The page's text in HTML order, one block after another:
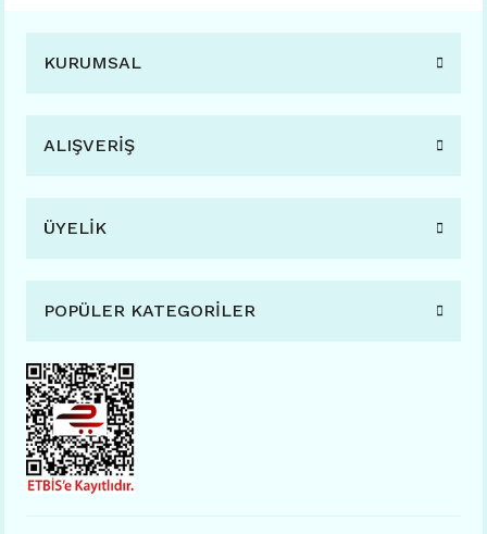
KURUMSAL
ALIŞVERİŞ
ÜYELİK
POPÜLER KATEGORİLER